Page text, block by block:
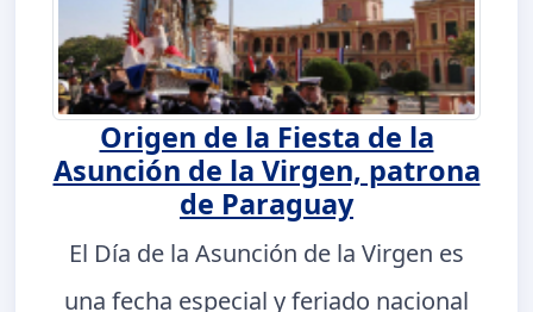
Origen de la Fiesta de la
Asunción de la Virgen, patrona
de Paraguay
El Día de la Asunción de la Virgen es
una fecha especial y feriado nacional